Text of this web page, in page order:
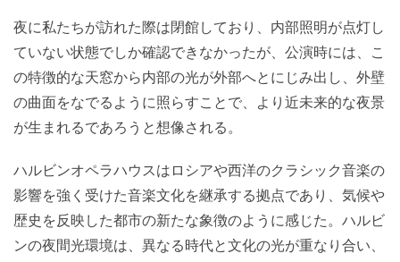
夜に私たちが訪れた際は閉館しており、内部照明が点灯し
ていない状態でしか確認できなかったが、公演時には、こ
の特徴的な天窓から内部の光が外部へとにじみ出し、外壁
の曲面をなでるように照らすことで、より近未来的な夜景
が生まれるであろうと想像される。
ハルビンオペラハウスはロシアや西洋のクラシック音楽の
影響を強く受けた音楽文化を継承する拠点であり、気候や
歴史を反映した都市の新たな象徴のように感じた。ハルビ
ンの夜間光環境は、異なる時代と文化の光が重なり合い、